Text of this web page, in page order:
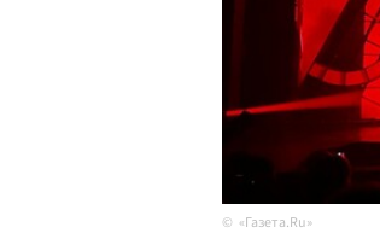
«Газета.Ru»